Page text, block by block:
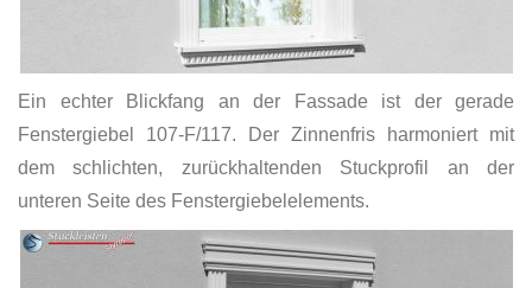
Ein echter Blickfang an der Fassade ist der gerade
Fenstergiebel 107-F/117. Der Zinnenfris harmoniert mit
dem schlichten, zurückhaltenden Stuckprofil an der
unteren Seite des Fenstergiebelelements.